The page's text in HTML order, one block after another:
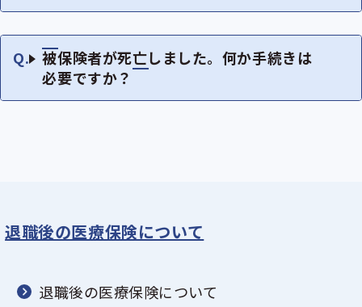
被保険者が死亡しました。何か手続きは
必要ですか？
退職後の医療保険について
退職後の医療保険について